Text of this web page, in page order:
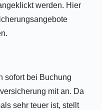
werden. Hier
sofort bei Buchung
mit an. Da
sehr teuer ist, stellt